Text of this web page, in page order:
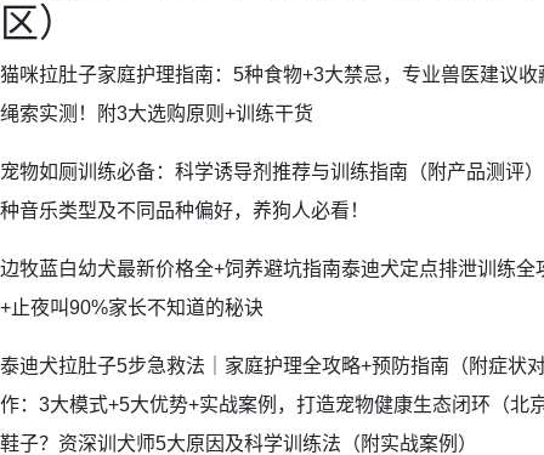
区）
猫咪拉肚子家庭护理指南：5种食物+3大禁忌，专业兽医建议
绳索实测！附3大选购原则+训练干货
宠物如厕训练必备：科学诱导剂推荐与训练指南（附产品测评
种音乐类型及不同品种偏好，养狗人必看！
边牧蓝白幼犬最新价格全+饲养避坑指南泰迪犬定点排泄训练
+止夜叫90%家长不知道的秘诀
泰迪犬拉肚子5步急救法｜家庭护理全攻略+预防指南（附症状
作：3大模式+5大优势+实战案例，打造宠物健康生态闭环（北
鞋子？资深训犬师5大原因及科学训练法（附实战案例）